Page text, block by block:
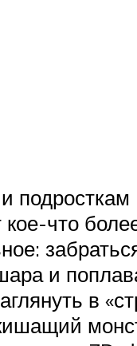
подросткам
кое-что
и
в